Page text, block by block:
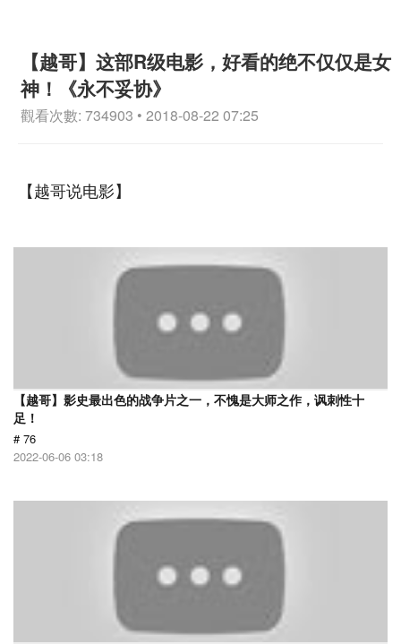
【越哥】这部R级电影，好看的绝不仅仅是女
神！《永不妥协》
觀看次數: 734903 • 2018-08-22 07:25
【越哥说电影】
【越哥】影史最出色的战争片之一，不愧是大师之作，讽刺性十
足！
# 76
2022-06-06 03:18